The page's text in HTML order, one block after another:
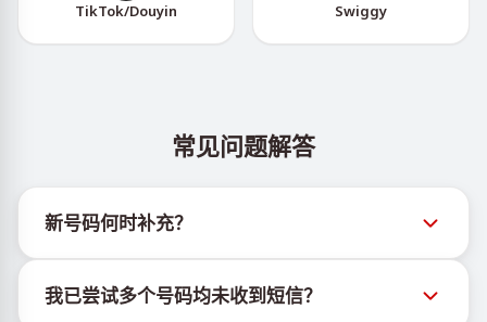
TikTok/Douyin Swiggy
常见问题解答
新号码何时补充？
人 @TigerSMSofficial_bot 查看。该频道会及时更新，
我已尝试多个号码均未收到短信？